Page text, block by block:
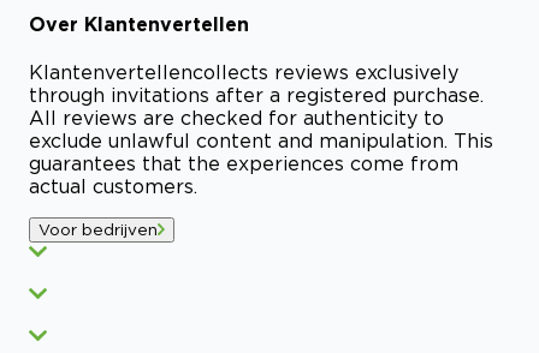
Over Klantenvertellen
Klantenvertellencollects reviews exclusively
through invitations after a registered purchase.
All reviews are checked for authenticity to
exclude unlawful content and manipulation. This
guarantees that the experiences come from
actual customers.
Voor bedrijven